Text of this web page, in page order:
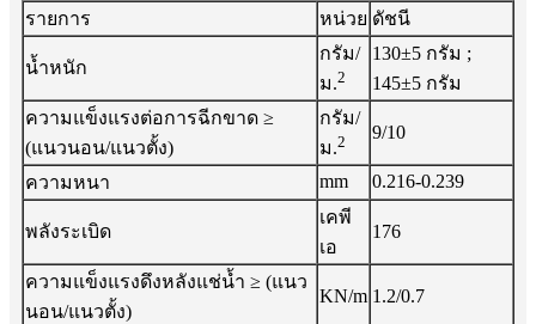
รายการ หน่วย ดัชนี
น้ำหนัก
กรัม/
ม.2
130±5 กรัม ;
145±5 กรัม
ความแข็งแรงต่อการฉีกขาด ≥
(แนวนอน/แนวตั้ง)
กรัม/
ม.2 9/10
ความหนา mm 0.216-0.239
พลังระเบิด
เคพี
เอ
176
ความแข็งแรงดึงหลังแช่น้ำ ≥ (แนว
นอน/แนวตั้ง)
KN/m 1.2/0.7